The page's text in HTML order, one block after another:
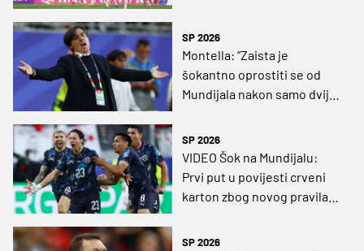
SP 2026
Montella: “Zaista je
šokantno oprostiti se od
Mundijala nakon samo dvije
svlačionici plaču”
SP 2026
VIDEO Šok na Mundijalu:
Prvi put u povijesti crveni
karton zbog novog pravila,
pakira kofere!
SP 2026